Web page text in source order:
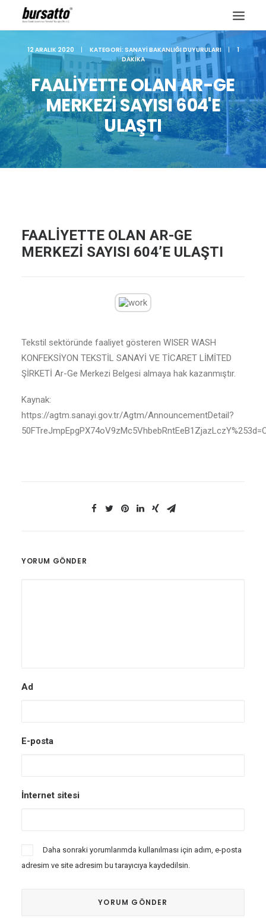
Site içi arama
12 ARALIK 2020 | KATEGORI: SANAYI BAKANLIĞI DUYURULARI |
1
DAKIKA
FAALİYETTE OLAN AR-GE
MERKEZİ SAYISI 604'E
ULAŞTI
FAALİYETTE OLAN AR-GE
MERKEZİ SAYISI 604’E ULAŞTI
Tekstil sektöründe faaliyet gösteren WISER WASH
KONFEKSİYON TEKSTİL SANAYİ VE TİCARET LİMİTED
ŞİRKETİ Ar-Ge Merkezi Belgesi almaya hak kazanmıştır.
Kaynak:
https://agtm.sanayi.gov.tr/Agtm/AnnouncementDetail?
YORUM GÖNDER
Ad
E-posta
İnternet sitesi
Daha sonraki yorumlarımda kullanılması için adım, e-posta
adresim ve site adresim bu tarayıcıya kaydedilsin.